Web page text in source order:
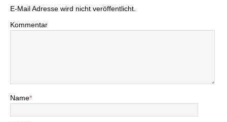
E-Mail Adresse wird nicht veröffentlicht.
Kommentar
Name*